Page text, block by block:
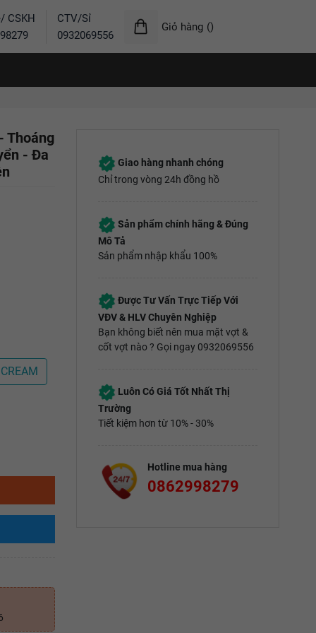
CSKH
CTV/Sỉ
0932069556
Giỏ hàng ()
Thoáng
- Đa
Giao hàng nhanh chóng
Chỉ trong vòng 24h đồng hồ
Sản phẩm chính hãng & Đúng
Mô Tả
Sản phẩm nhập khẩu 100%
Được Tư Vấn Trực Tiếp Với
VĐV & HLV Chuyên Nghiệp
Bạn không biết nên mua mặt vợt &
cốt vợt nào ? Gọi ngay 0932069556
Luôn Có Giá Tốt Nhất Thị
Trường
Tiết kiệm hơn từ 10% - 30%
Hotline mua hàng
0862998279